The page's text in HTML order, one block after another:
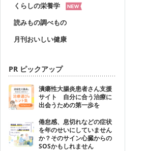
くらしの栄養学
読みもの調べもの
月刊おいしい健康
PR ピックアップ
潰瘍性大腸炎患者さん支援
サイト 自分に合う治療に
出会うための第一歩を
倦怠感、息切れなどの症状
を年のせいにしていません
か？そのサイン心臓からの
SOSかもしれません